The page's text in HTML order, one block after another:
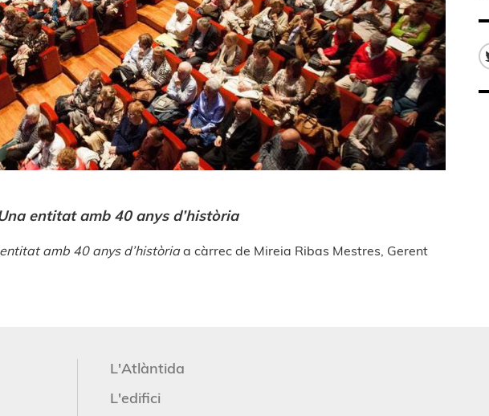
entitat amb 40 anys d’història
entitat amb 40 anys d’històriaa càrrec de Mireia Ribas Mestres, Gerent
L'Atlàntida
L'edifici